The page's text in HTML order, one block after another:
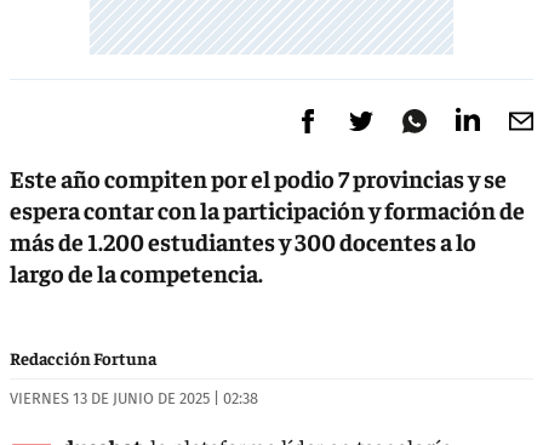
Este año compiten por el podio 7 provincias y se
espera contar con la participación y formación de
más de 1.200 estudiantes y 300 docentes a lo
largo de la competencia.
Redacción Fortuna
VIERNES 13 DE JUNIO DE 2025 | 02:38